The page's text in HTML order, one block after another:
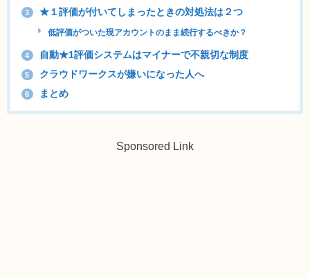
3 ★１評価が付いてしまったときの対処法は２つ
低評価がついた現アカウントのまま続行するべきか？
4 自動★1評価システムはマイナーで不親切な制度
5 クラウドワークスが嫌いになった人へ
6 まとめ
Sponsored Link